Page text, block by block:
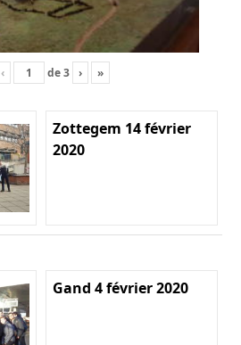
‹ de3 › »
Zottegem 14 février
2020
Gand 4 février 2020